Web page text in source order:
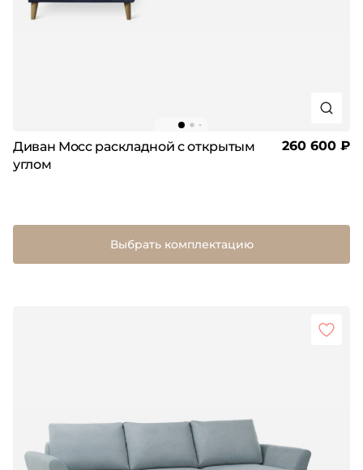
Диван Мосс раскладной с открытым
углом
260 600 ₽
Выбрать комплектацию